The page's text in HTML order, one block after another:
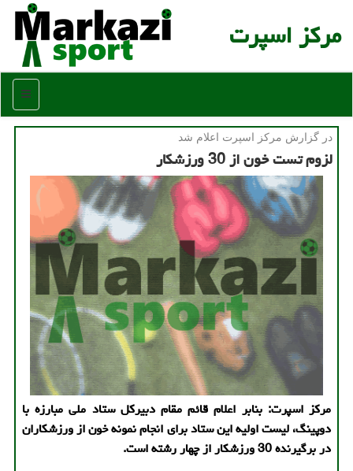
مركز اسپرت
منو
در گزارش مركز اسپرت اعلام شد
لزوم تست خون از 30 ورزشکار
مرکز اسپرت: بنابر اعلام قائم مقام دبیرکل ستاد ملی مبارزه با
دوپینگ، لیست اولیه این ستاد برای انجام نمونه خون از ورزشکاران
در برگیرنده 30 ورزشکار از چهار رشته است.